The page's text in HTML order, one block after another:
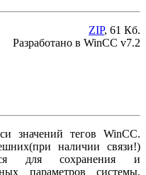
ZIP, 61 Кб.
Разработано в WinCC v7.2
значений тегов WinCC.
наличии связи!)
для сохранения и
параметров системы.